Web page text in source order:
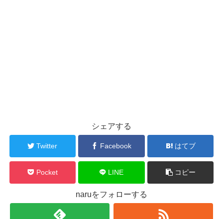
シェアする
Twitter Facebook はてブ
Pocket LINE コピー
naruをフォローする